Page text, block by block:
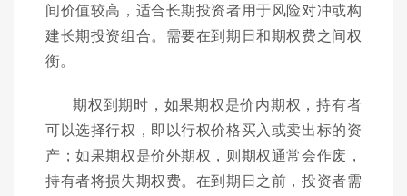
间价值较高，适合长期投资者用于风险对冲或构
建长期投资组合。需要在到期日和期权费之间权
衡。
期权到期时，如果期权是价内期权，持有者
可以选择行权，即以行权价格买入或卖出标的资
产；如果期权是价外期权，则期权通常会作废，
持有者将损失期权费。在到期日之前，投资者需